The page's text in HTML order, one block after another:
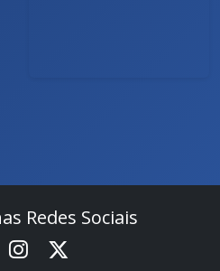
Redes Sociais